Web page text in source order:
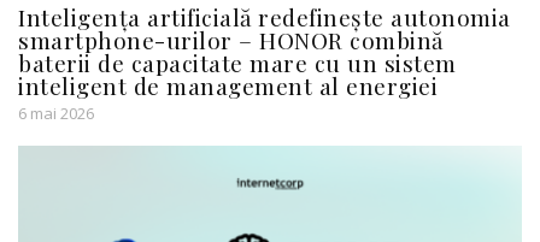
Inteligența artificială redefinește autonomia
smartphone-urilor – HONOR combină
baterii de capacitate mare cu un sistem
inteligent de management al energiei
6 mai 2026